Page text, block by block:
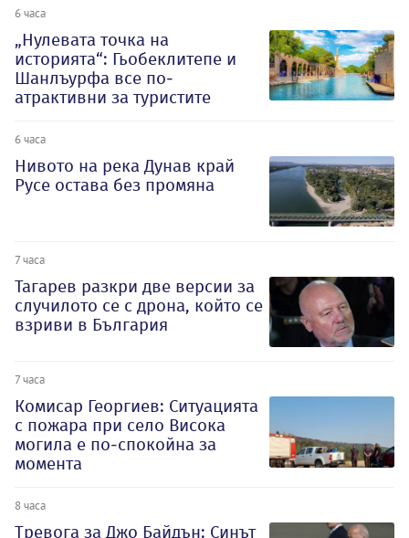
6 часа
„Нулевата точка на
историята“: Гьобеклитепе и
Шанлъурфа все по-
атрактивни за туристите
6 часа
Нивото на река Дунав край
Русе остава без промяна
7 часа
Тагарев разкри две версии за
случилото се с дрона, който се
взриви в България
7 часа
Комисар Георгиев: Ситуацията
с пожара при село Висока
могила е по-спокойна за
момента
8 часа
Тревога за Джо Байдън: Синът